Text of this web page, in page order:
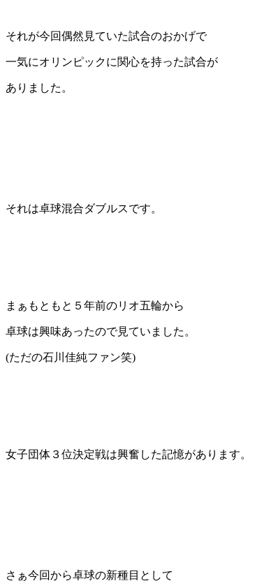
それが今回偶然見ていた試合のおかげで
一気にオリンピックに関心を持った試合が
ありました。
それは卓球混合ダブルスです。
まぁもともと５年前のリオ五輪から
卓球は興味あったので見ていました。
(ただの石川佳純ファン笑)
女子団体３位決定戦は興奮した記憶があります。
さぁ今回から卓球の新種目として